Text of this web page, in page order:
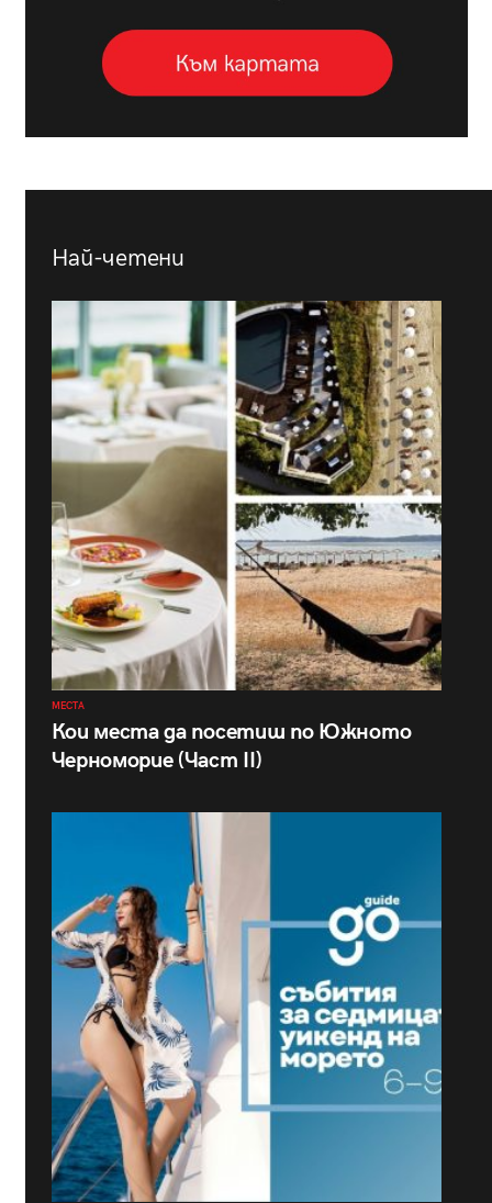
Най-четени
МЕСТА
Кои места да посетиш по Южното
Черноморие (Част II)